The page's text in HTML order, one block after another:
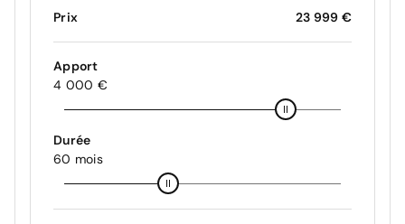
Prix 23 999 €
Apport
4 000 €
Durée
60 mois